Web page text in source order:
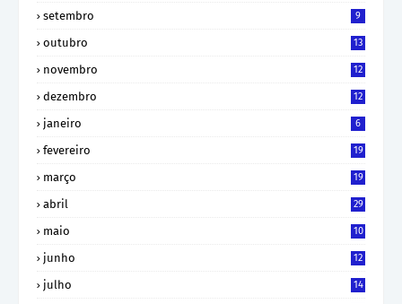
setembro 9
outubro 13
novembro 12
dezembro 12
janeiro 6
fevereiro 19
março 19
abril 29
maio 10
junho 12
julho 14